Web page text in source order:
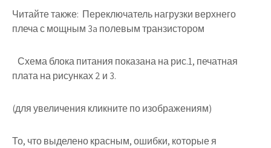
Читайте также: Переключатель нагрузки верхнего
плеча с мощным 3a полевым транзистором
Схема блока питания показана на рис.1, печатная
плата на рисунках 2 и 3.
(для увеличения кликните по изображениям)
То, что выделено красным, ошибки, которые я